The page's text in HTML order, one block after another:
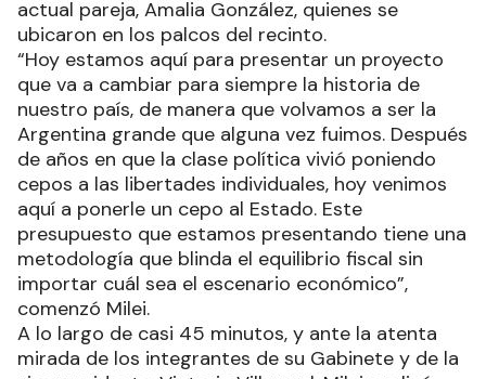
actual pareja, Amalia González, quienes se
ubicaron en los palcos del recinto.
“Hoy estamos aquí para presentar un proyecto
que va a cambiar para siempre la historia de
nuestro país, de manera que volvamos a ser la
Argentina grande que alguna vez fuimos. Después
de años en que la clase política vivió poniendo
cepos a las libertades individuales, hoy venimos
aquí a ponerle un cepo al Estado. Este
presupuesto que estamos presentando tiene una
metodología que blinda el equilibrio fiscal sin
importar cuál sea el escenario económico”,
comenzó Milei.
A lo largo de casi 45 minutos, y ante la atenta
mirada de los integrantes de su Gabinete y de la